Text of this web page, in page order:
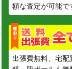
額な査定が可能で
出張費無料、宅配